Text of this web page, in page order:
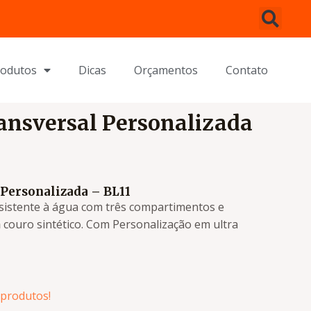
Dicas Orçamentos Contato
Personalizada
– BL11
à água com três compartimentos e
sintético. Com Personalização em ultra